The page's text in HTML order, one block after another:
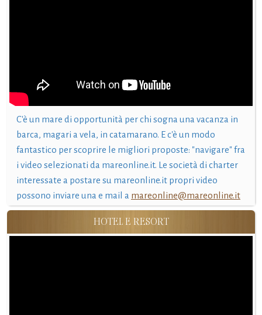
C'è un mare di opportunità per chi sogna una vacanza in
barca, magari a vela, in catamarano. E c'è un modo
fantastico per scoprire le migliori proposte: "navigare" fra
i video selezionati da mareonline.it. Le società di charter
interessate a postare su mareonline.it propri video
possono inviare una e mail a mareonline@mareonline.it
HOTEL E RESORT